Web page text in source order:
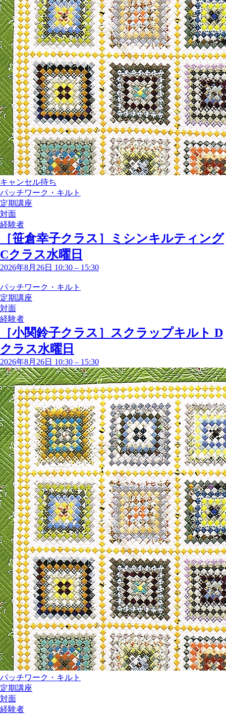
キャンセル待ち
パッチワーク・キルト
定期講座
対面
経験者
［笹倉幸子クラス］ミシンキルティング
Cクラス水曜日
2026年8月26日 10:30 – 15:30
パッチワーク・キルト
定期講座
対面
経験者
［小関鈴子クラス］スクラップキルト D
クラス水曜日
2026年8月26日 10:30 – 15:30
パッチワーク・キルト
定期講座
対面
経験者